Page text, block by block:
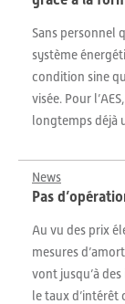
Sans personnel
système
condition sine
visée. Pour
longtemps déjà
News
Pas
Au vu des prix
mesures
vont jusqu’à
le taux d’intérêt